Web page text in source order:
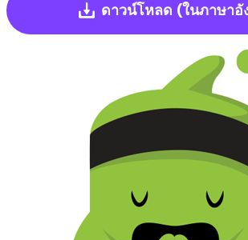
ดาวน์โหลด (ในภาษาอั